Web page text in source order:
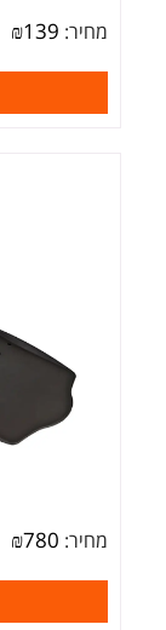
מחיר: ₪139
מחיר: ₪780